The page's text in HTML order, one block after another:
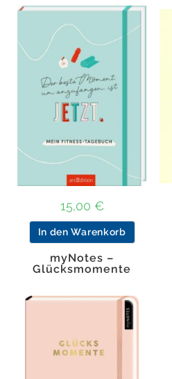
15,00 €
In den Warenkorb
myNotes –
Glücksmomente